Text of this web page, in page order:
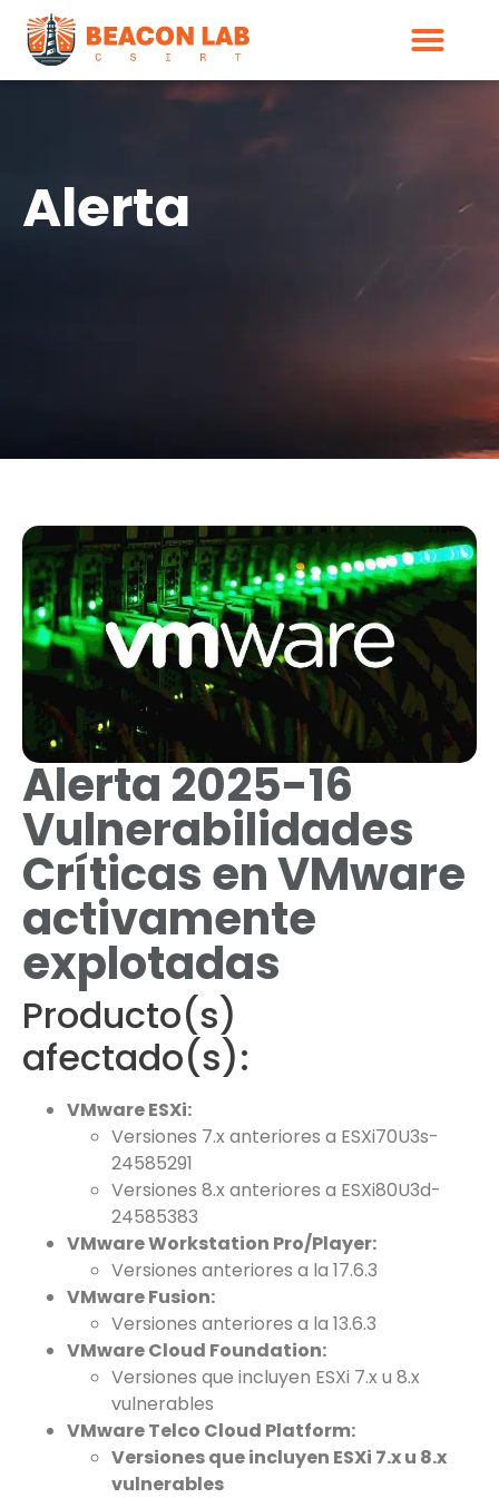
Alerta
Alerta 2025-16
Vulnerabilidades
Críticas en VMware
activamente
explotadas
Producto(s)
afectado(s):
VMware ESXi:
Versiones 7.x anteriores a ESXi70U3s-
24585291​
Versiones 8.x anteriores a ESXi80U3d-
24585383
VMware Workstation Pro/Player:
Versiones anteriores a la 17.6.3
VMware Fusion:
Versiones anteriores a la 13.6.3​
VMware Cloud Foundation:
Versiones que incluyen ESXi 7.x u 8.x
vulnerables​
VMware Telco Cloud Platform:
Versiones que incluyen ESXi 7.x u 8.x
vulnerables